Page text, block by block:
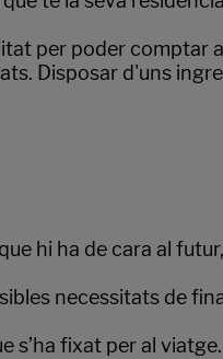
per poder comptar
Disposar d'uns
hi ha de cara al
necessitats de
s’ha fixat per al viatge.